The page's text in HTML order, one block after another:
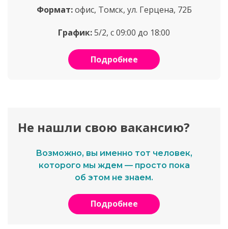
Формат:офис, Томск, ул. Герцена, 72Б
График:5/2, с 09:00 до 18:00
Подробнее
Не нашли свою вакансию?
Возможно, вы именно тот человек,
которого мы ждем — просто пока
об этом не знаем.
Подробнее